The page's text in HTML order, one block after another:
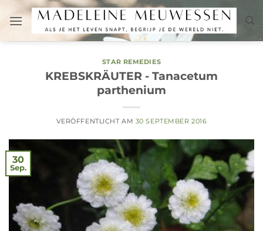
Inhalt
springen
STAR REMEDIES
KREBSKRÄUTER - Tanacetum
parthenium
VERÖFFENTLICHT AM 30 SEPTEMBER 2016
30
Sep.